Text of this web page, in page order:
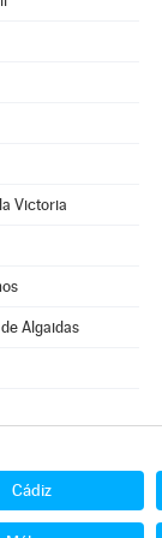
Victoria
Algaidas
Cádiz